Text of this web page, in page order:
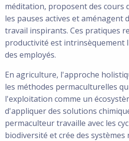
méditation, proposent des cours
les pauses actives et aménagent
travail inspirants. Ces pratiques
productivité est intrinsèquement
des employés.
En agriculture, l'approche
les méthodes permaculturelles
l'exploitation comme un
d'appliquer des solutions
permaculteur travaille avec les
biodiversité et crée des